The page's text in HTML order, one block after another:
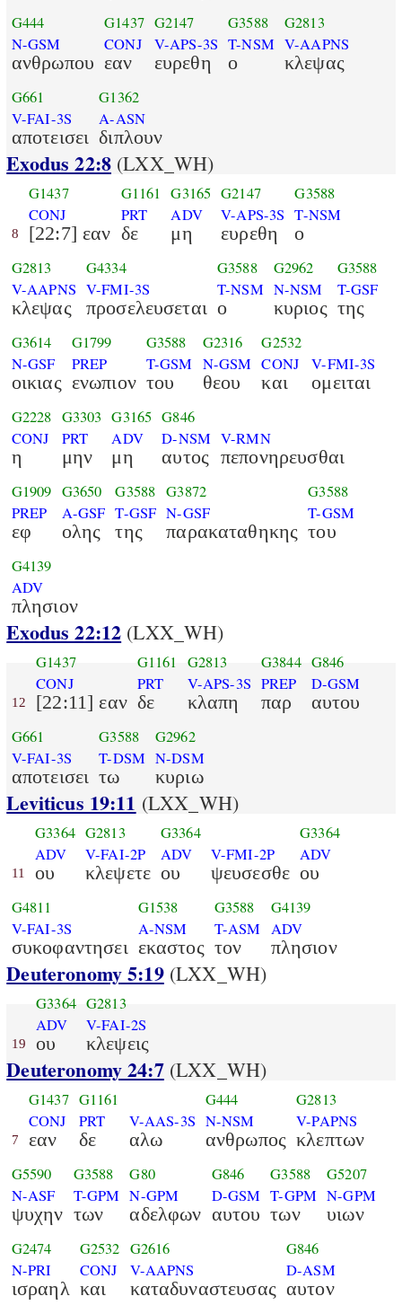
G444
N-GSM
ανθρωπου
G1437
CONJ
εαν
G2147
V-APS-3S
ευρεθη
G3588
T-NSM
ο
G2813
V-AAPNS
κλεψας
G661
V-FAI-3S
αποτεισει
G1362
A-ASN
διπλουν
Exodus 22:8 (LXX_WH)
8
G1437
CONJ
[22:7] εαν
G1161
PRT
δε
G3165
ADV
μη
G2147
V-APS-3S
ευρεθη
G3588
T-NSM
ο
G2813
V-AAPNS
κλεψας
G4334
V-FMI-3S
προσελευσεται
G3588
T-NSM
ο
G2962
N-NSM
κυριος
G3588
T-GSF
της
G3614
N-GSF
οικιας
G1799
PREP
ενωπιον
G3588
T-GSM
του
G2316
N-GSM
θεου
G2532
CONJ
και
V-FMI-3S
ομειται
G2228
CONJ
η
G3303
PRT
μην
G3165
ADV
μη
G846
D-NSM
αυτος
V-RMN
πεπονηρευσθαι
G1909
PREP
εφ
G3650
A-GSF
ολης
G3588
T-GSF
της
G3872
N-GSF
παρακαταθηκης
G3588
T-GSM
του
G4139
ADV
πλησιον
Exodus 22:12 (LXX_WH)
12
G1437
CONJ
[22:11] εαν
G1161
PRT
δε
G2813
V-APS-3S
κλαπη
G3844
PREP
παρ
G846
D-GSM
αυτου
G661
V-FAI-3S
αποτεισει
G3588
T-DSM
τω
G2962
N-DSM
κυριω
Leviticus 19:11 (LXX_WH)
11
G3364
ADV
ου
G2813
V-FAI-2P
κλεψετε
G3364
ADV
ου
V-FMI-2P
ψευσεσθε
G3364
ADV
ου
G4811
V-FAI-3S
συκοφαντησει
G1538
A-NSM
εκαστος
G3588
T-ASM
τον
G4139
ADV
πλησιον
Deuteronomy 5:19(LXX_WH)
19
G3364
ADV
ου
G2813
V-FAI-2S
κλεψεις
Deuteronomy 24:7(LXX_WH)
7
G1437
CONJ
εαν
G1161
PRT
δε
V-AAS-3S
αλω
G444
N-NSM
ανθρωπος
G2813
V-PAPNS
κλεπτων
G5590
N-ASF
ψυχην
G3588
T-GPM
των
G80
N-GPM
αδελφων
G846
D-GSM
αυτου
G3588
T-GPM
των
G5207
N-GPM
υιων
G2474
N-PRI
ισραηλ
G2532
CONJ
και
G2616
V-AAPNS
καταδυναστευσας
G846
D-ASM
αυτον